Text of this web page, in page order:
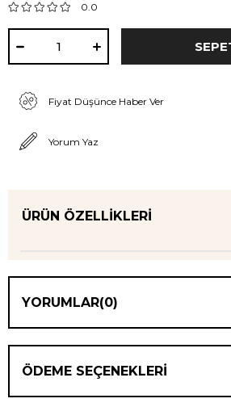
0.0
Fiyat Düşünce Haber Ver
Yorum Yaz
ÜRÜN ÖZELLIKLERI
YORUMLAR(0)
ÖDEME SEÇENEKLERI